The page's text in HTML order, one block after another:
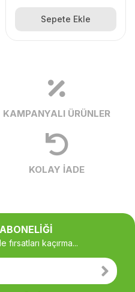
Sepete Ekle
KAMPANYALI ÜRÜNLER
KOLAY İADE
kaçırma...